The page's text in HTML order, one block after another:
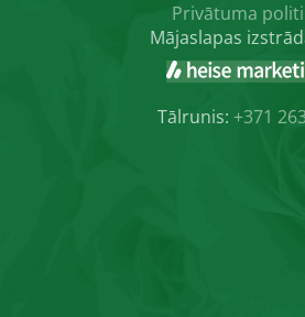
Privātuma
Mājaslapas
Tālrunis: +371